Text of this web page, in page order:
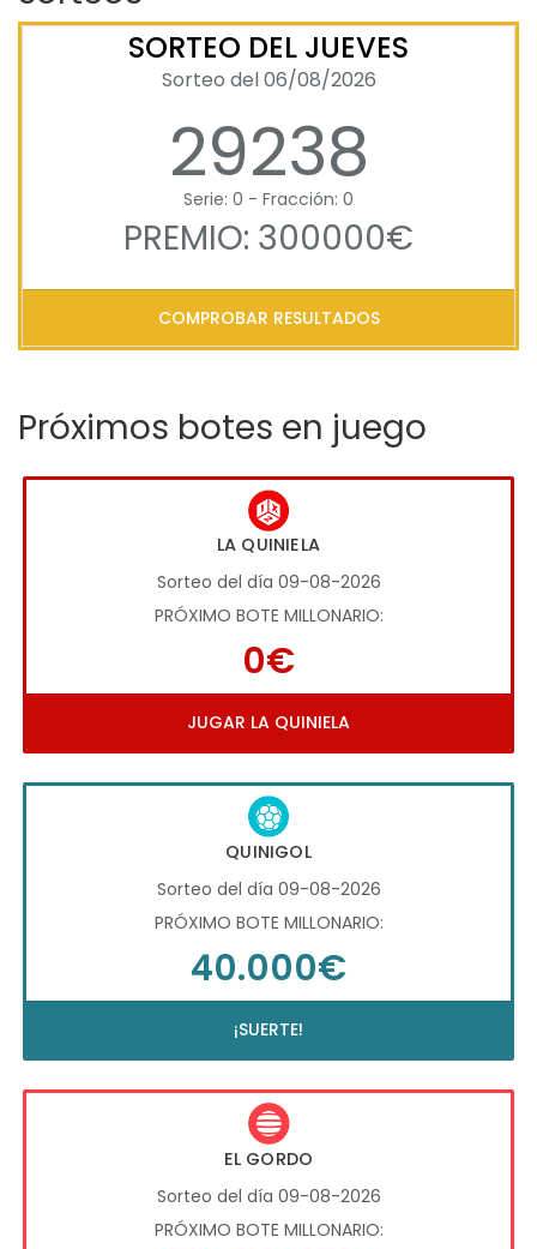
SORTEO DEL JUEVES
Sorteo del 06/08/2026
29238
Serie: 0 - Fracción: 0
PREMIO: 300000€
COMPROBAR RESULTADOS
Próximos botes en juego
LA QUINIELA
Sorteo del día 09-08-2026
PRÓXIMO BOTE MILLONARIO:
0€
JUGAR LA QUINIELA
QUINIGOL
Sorteo del día 09-08-2026
PRÓXIMO BOTE MILLONARIO:
40.000€
¡SUERTE!
EL GORDO
Sorteo del día 09-08-2026
PRÓXIMO BOTE MILLONARIO: